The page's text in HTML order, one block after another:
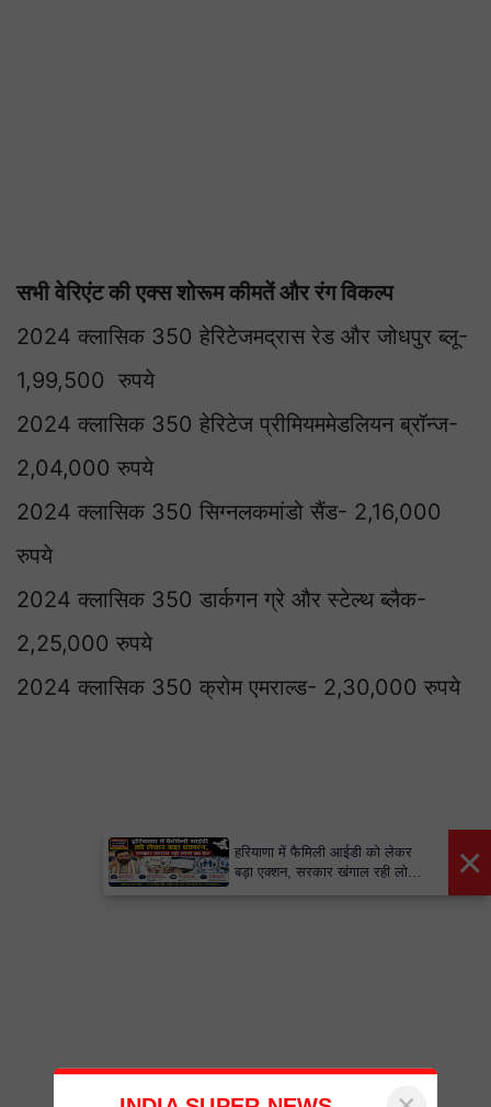
सभी वेरिएंट की एक्स शोरूम कीमतें और रंग विकल्प
2024 क्लासिक 350 हेरिटेजमद्रास रेड और जोधपुर ब्लू-
1,99,500 रुपये
2024 क्लासिक 350 हेरिटेज प्रीमियममेडलियन ब्रॉन्ज-
2,04,000 रुपये
2024 क्लासिक 350 सिग्नलकमांडो सैंड- 2,16,000
रुपये
2024 क्लासिक 350 डार्कगन ग्रे और स्टेल्थ ब्लैक-
2,25,000 रुपये
2024 क्लासिक 350 क्रोम एमराल्ड- 2,30,000 रुपये
×
हरियाणा में फैमिली आईडी को लेकर
बड़ा एक्शन, सरकार खंगाल रही लोगों